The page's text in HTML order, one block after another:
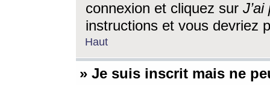
connexion et cliquez sur
instructions et vous devriez
Haut
» Je suis inscrit mais ne